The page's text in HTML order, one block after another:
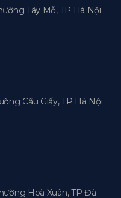
Tây Mỗ, TP Hà Nội
Cầu Giấy, TP Hà Nội
Hoà Xuân, TP Đà